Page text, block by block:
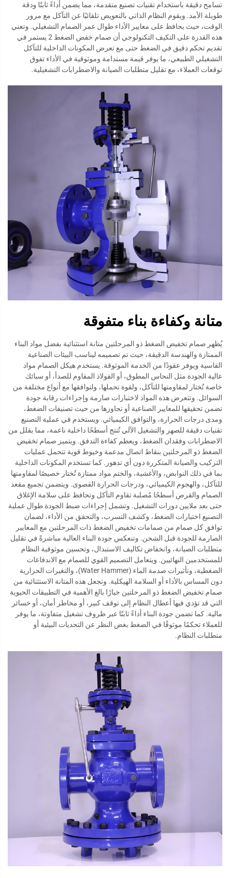
تسامح دقيقة باستخدام تقنيات تصنيع متقدمة، مما يضمن أداءً ثابتًا ودقة
طويلة الأمد. ويقوم النظام الذاتي بالتعويض تلقائيًا عن التآكل مع مرور
الوقت، حيث يحافظ على معايير الأداء طوال عمر الصمام التشغيلي. وتعني
هذه القدرة على التكيف التكنولوجي أن صمام خفض الضغط 2 يستمر في
تقديم تحكم دقيق في الضغط حتى مع تعرض المكونات الداخلية للتآكل
التشغيلي الطبيعي، ما يوفر قيمة مستدامة وموثوقية في الأداء تفوق
توقعات العملاء، مع تقليل متطلبات الصيانة والاضطرابات التشغيلية.
متانة وكفاءة بناء متفوقة
يُظهر صمام تخفيض الضغط ذو المرحلتين متانة استثنائية بفضل مواد البناء
الممتازة والهندسة الدقيقة، حيث تم تصميمه ليناسب البيئات الصناعية
القاسية ويوفر عقودًا من الخدمة الموثوقة. يستخدم هيكل الصمام مواد
عالية الجودة مثل النحاس المطوق، أو الفولاذ المقاوم للصدأ، أو سبائك
خاصة تُختار لمقاومتها للتآكل، ولقوة تحملها، ولتوافقها مع أنواع مختلفة من
السوائل. وتتعرض هذه المواد لاختبارات صارمة وإجراءات رقابة جودة
تضمن تحقيقها للمعايير الصناعية أو تجاوزها من حيث تصنيفات الضغط،
ومدى درجات الحرارة، والتوافق الكيميائي. ويستخدم في عملية التصنيع
تقنيات دقيقة للصهر والتشغيل الآلي تُنتج أسطحًا داخلية ناعمة، مما يقلل من
الاضطرابات وفقدان الضغط، ويعظم كفاءة التدفق. ويتميز صمام تخفيض
الضغط ذو المرحلتين بنقاط اتصال مدعمة وخيوط قوية تتحمل عمليات
التركيب والصيانة المتكررة دون أي تدهور. كما تستخدم المكونات الداخلية
بما في ذلك النوابض، والأغشية، والختم مواد ممتازة تُختار خصيصًا لمقاومتها
للتآكل، والهجوم الكيميائي، ودرجات الحرارة القصوى. ويتضمن تجميع مقعد
الصمام والقرص أسطحًا مُصلبة تقاوم التآكل وتحافظ على سلامة الإغلاق
حتى بعد ملايين دورات التشغيل. وتشمل إجراءات ضبط الجودة طوال عملية
التصنيع اختبارات الضغط، وكشف التسرب، والتحقق من الأداء، لضمان
توافق كل صمام من صمامات تخفيض الضغط ذات المرحلتين مع المعايير
الصارمة للجودة قبل الشحن. وتنعكس جودة البناء العالية مباشرةً في تقليل
متطلبات الصيانة، وانخفاض تكاليف الاستبدال، وتحسين موثوقية النظام
للمستخدمين النهائيين. ويتعامل التصميم القوي للصمام مع الاندفاعات
الضغطية، وتأثيرات صدمة الماء (Water Hammer)، والتغيرات الحرارية
دون المساس بالأداء أو السلامة الهيكلية. وتجعل هذه المتانة الاستثنائية من
صمام تخفيض الضغط ذو المرحلتين خيارًا بالغ الأهمية في التطبيقات الحيوية
التي قد تؤدي فيها أعطال النظام إلى توقف كبير، أو مخاطر أمان، أو خسائر
مالية. كما تضمن جودة البناء أداءً ثابتًا عبر ظروف تشغيل متفاوتة، ما يوفر
للعملاء تحكمًا موثوقًا في الضغط بغض النظر عن التحديات البيئية أو
متطلبات النظام.